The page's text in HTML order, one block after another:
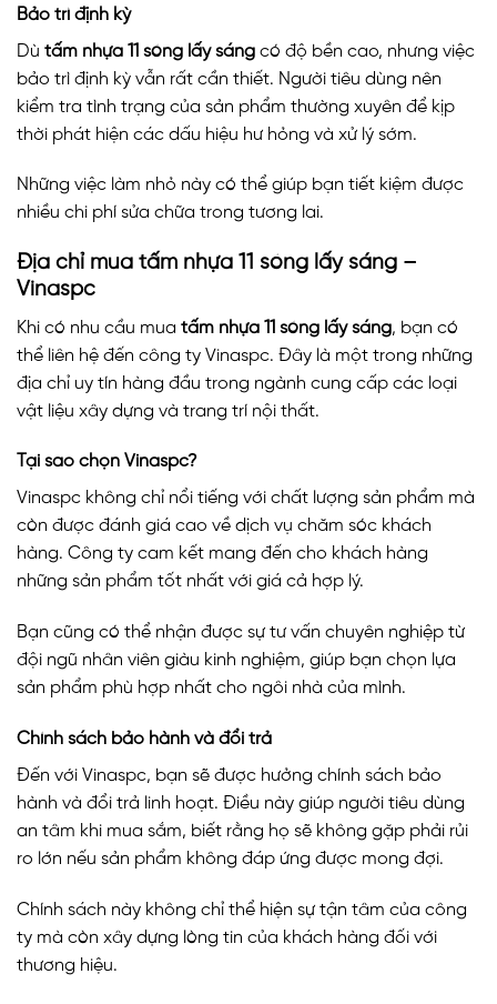
Bảo trì định kỳ
Dù tấm nhựa 11 sóng lấy sáng có độ bền cao, nhưng việc
bảo trì định kỳ vẫn rất cần thiết. Người tiêu dùng nên
kiểm tra tình trạng của sản phẩm thường xuyên để kịp
thời phát hiện các dấu hiệu hư hỏng và xử lý sớm.
Những việc làm nhỏ này có thể giúp bạn tiết kiệm được
nhiều chi phí sửa chữa trong tương lai.
Địa chỉ mua tấm nhựa 11 sóng lấy sáng –
Vinaspc
Khi có nhu cầu mua tấm nhựa 11 sóng lấy sáng, bạn có
thể liên hệ đến công ty Vinaspc. Đây là một trong những
địa chỉ uy tín hàng đầu trong ngành cung cấp các loại
vật liệu xây dựng và trang trí nội thất.
Tại sao chọn Vinaspc?
Vinaspc không chỉ nổi tiếng với chất lượng sản phẩm mà
còn được đánh giá cao về dịch vụ chăm sóc khách
hàng. Công ty cam kết mang đến cho khách hàng
những sản phẩm tốt nhất với giá cả hợp lý.
Bạn cũng có thể nhận được sự tư vấn chuyên nghiệp từ
đội ngũ nhân viên giàu kinh nghiệm, giúp bạn chọn lựa
sản phẩm phù hợp nhất cho ngôi nhà của mình.
Chính sách bảo hành và đổi trả
Đến với Vinaspc, bạn sẽ được hưởng chính sách bảo
hành và đổi trả linh hoạt. Điều này giúp người tiêu dùng
an tâm khi mua sắm, biết rằng họ sẽ không gặp phải rủi
ro lớn nếu sản phẩm không đáp ứng được mong đợi.
Chính sách này không chỉ thể hiện sự tận tâm của công
ty mà còn xây dựng lòng tin của khách hàng đối với
thương hiệu.